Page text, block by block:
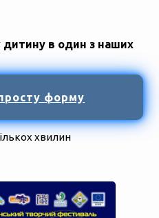
дитину в один з наших
форму
хвилин